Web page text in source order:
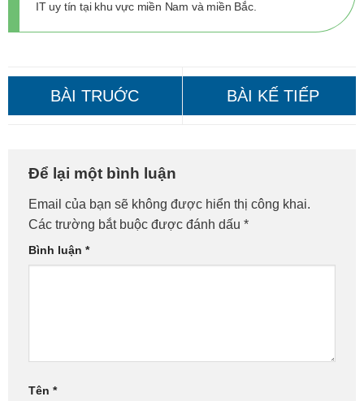
IT uy tín tại khu vực miền Nam và miền Bắc.
Đống Đa – Gọi Ngay!
Để lại một bình luận
Email của bạn sẽ không được hiển thị công khai.
Các trường bắt buộc được đánh dấu *
Bình luận *
Tên *